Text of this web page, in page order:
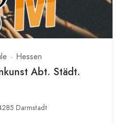
Hessen
Abt. Städt.
Darmstadt